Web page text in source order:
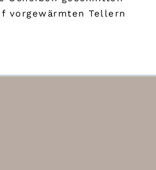
vorgewärmten Tellern